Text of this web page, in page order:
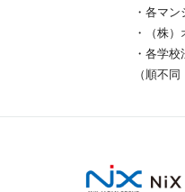
・各マ
・（株）
・各学校
（順不